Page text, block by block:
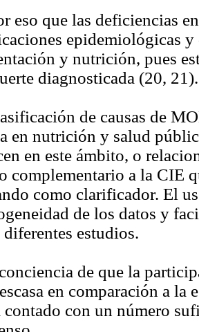
eso que las deficiencias
epidemiológicas y
y nutrición, pues
diagnosticada (20, 21).
de causas de
en nutrición y salud
en este ámbito, o
complementario a la CIE
como clarificador. El
de los datos y
diferentes estudios.
de que la
en comparación a la
contado con un número